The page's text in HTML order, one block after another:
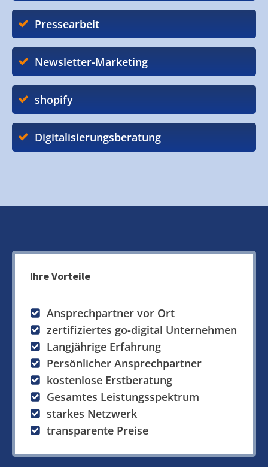
Pressearbeit
Newsletter-Marketing
shopify
Digitalisierungsberatung
Ihre Vorteile
Ansprechpartner vor Ort
zertifiziertes go-digital Unternehmen
Langjährige Erfahrung
Persönlicher Ansprechpartner
kostenlose Erstberatung
Gesamtes Leistungsspektrum
starkes Netzwerk
transparente Preise